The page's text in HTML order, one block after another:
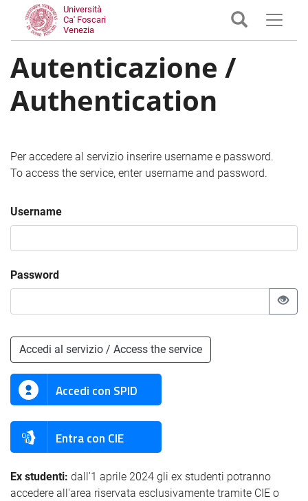
Università
Ca' Foscari
Venezia
Autenticazione /
Authentication
Per accedere al servizio inserire username e password.
To access the service, enter username and password.
Username
Password
Accedi al servizio / Access the service
Accedi con SPID
Entra con CIE
Ex studenti: dall'1 aprile 2024 gli ex studenti potranno
accedere all'area riservata esclusivamente tramite CIE o